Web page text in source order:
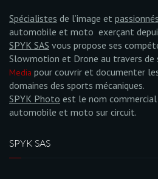
Spécialistes de l’image et passionnés
automobile et moto exerçant
SPYK SAS vous propose ses
Slowmotion et Drone au travers de
Media pour couvrir et documenter
domaines des sports mécaniques.
SPYK Photo est le nom
automobile et moto sur circuit.
SPYK SAS